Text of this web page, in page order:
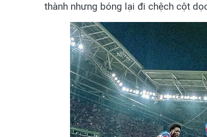
thành nhưng bóng lại đi chệch cột